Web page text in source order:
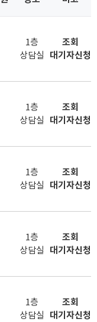
1층
상담실
조회
대기자신청
1층
상담실
조회
대기자신청
1층
상담실
조회
대기자신청
1층
상담실
조회
대기자신청
1층
상담실
조회
대기자신청